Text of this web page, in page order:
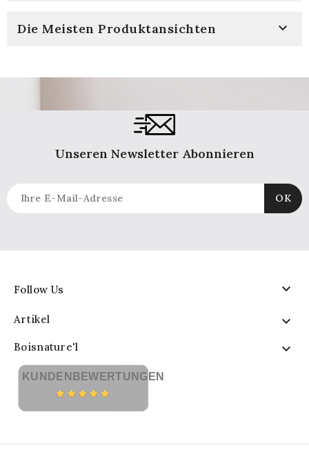
Die Meisten Produktansichten 
Unseren Newsletter Abonnieren
Follow Us 
Artikel 
Boisnature'l 
KUNDENBEWERTUNGEN